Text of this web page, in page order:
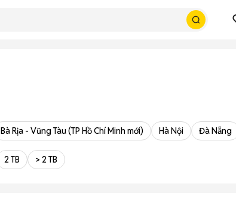
Bà Rịa - Vũng Tàu (TP Hồ Chí Minh mới) Hà Nội Đà Nẵng
2 TB > 2 TB